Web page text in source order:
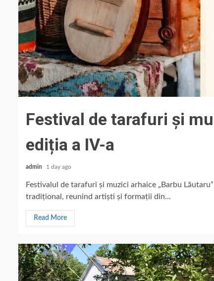
Festival de tarafuri și
ediția a IV-a
admin 1 day ago
Festivalul de tarafuri și muzici arhaice „Barbu
tradițional, reunind artiști și formații din...
Read More